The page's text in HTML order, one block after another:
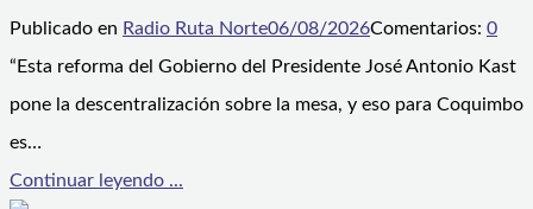
Publicado en Radio Ruta Norte06/08/2026Comentarios: 0
“Esta reforma del Gobierno del Presidente José Antonio Kast
pone la descentralización sobre la mesa, y eso para Coquimbo
es…
Continuar leyendo ...